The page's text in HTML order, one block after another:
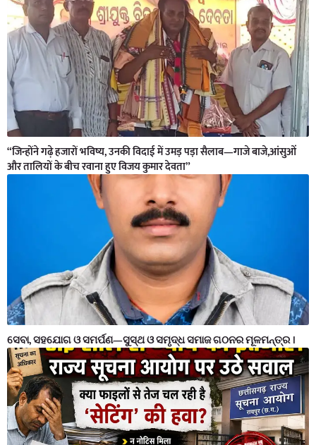
“जिन्होंने गढ़े हजारों भविष्य, उनकी विदाई में उमड़ पड़ा सैलाब—गाजे बाजे,आंसुओं
और तालियों के बीच रवाना हुए विजय कुमार देवता”
ସେବା, ସହଯୋଗ ଓ ସମର୍ପଣ—ସୁସ୍ଥ ଓ ସମୃଦ୍ଧ ସମାଜ ଗଠନର ମୂଳମନ୍ତ୍ର ।